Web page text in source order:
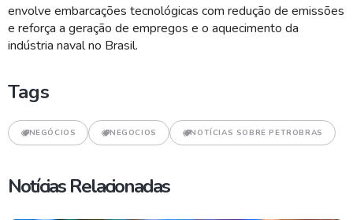
envolve embarcações tecnológicas com redução de emissões
e reforça a geração de empregos e o aquecimento da
indústria naval no Brasil.
Tags
NEGÓCIOS NEGOCIOS NOTÍCIAS SOBRE PETROBRAS
Notícias Relacionadas